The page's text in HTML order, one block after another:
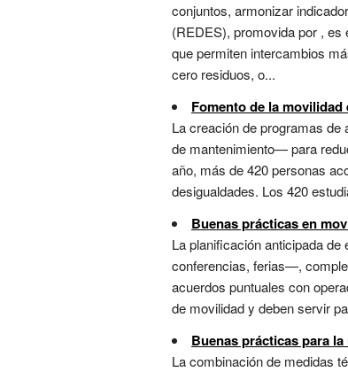
conjuntos, armonizar
(REDES), promovida por ,
que permiten intercambios
cero residuos, o...
Fomento de la
La creación de programas
de mantenimiento— para
año, más de 420 personas
desigualdades. Los 420
Buenas prácticas en
La planificación anticipada
conferencias, ferias—,
acuerdos puntuales con
de movilidad y deben servir
Buenas prácticas para
La combinación de medidas